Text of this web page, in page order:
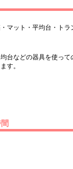
マット・平均台・トラ
台などの器具を使っ
す。